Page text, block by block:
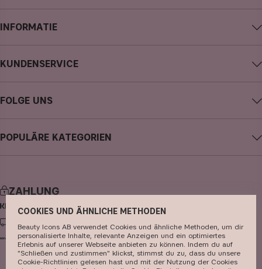
INFORMATIE
Über CAIA Cosmetics
Datenschutzerklärung
Store
KUNDENSERVICE
Meine Bestellung verfolgen
FOLGE UNS
Facebook
POPULÄRE KATEGORIEN
haarpflege
parfüm
ZAHLUNG
LIEFERUNG
COOKIES UND ÄHNLICHE METHODEN
Beauty Icons AB verwendet Cookies und ähnliche Methoden, um dir
personalisierte Inhalte, relevante Anzeigen und ein optimiertes
Erlebnis auf unserer Webseite anbieten zu können. Indem du auf
"Schließen und zustimmen" klickst, stimmst du zu, dass du unsere
Cookie-Richtlinien gelesen hast und mit der Nutzung der Cookies